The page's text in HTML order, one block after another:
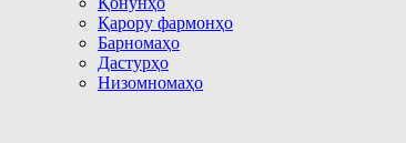
Қарору фармонҳо
Барномаҳо
Дастурҳо
Низомномаҳо